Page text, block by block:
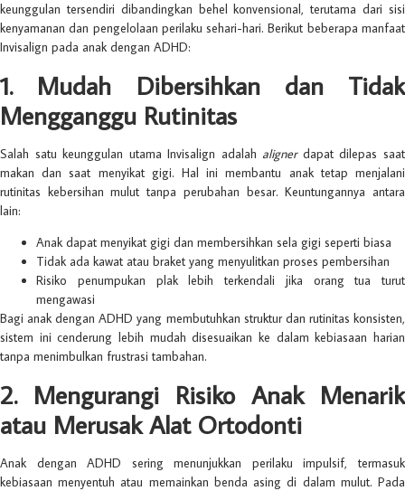
keunggulan tersendiri dibandingkan behel konvensional, terutama dari sisi
kenyamanan dan pengelolaan perilaku sehari-hari. Berikut beberapa manfaat
Invisalign pada anak dengan ADHD:
1. Mudah Dibersihkan dan Tidak
Mengganggu Rutinitas
Salah satu keunggulan utama Invisalign adalah alignerdapat dilepas saat
makan dan saat menyikat gigi. Hal ini membantu anak tetap menjalani
rutinitas kebersihan mulut tanpa perubahan besar. Keuntungannya antara
lain:
Anak dapat menyikat gigi dan membersihkan sela gigi seperti biasa
Tidak ada kawat atau braket yang menyulitkan proses pembersihan
Risiko penumpukan plak lebih terkendali jika orang tua turut
mengawasi
Bagi anak dengan ADHD yang membutuhkan struktur dan rutinitas konsisten,
sistem ini cenderung lebih mudah disesuaikan ke dalam kebiasaan harian
tanpa menimbulkan frustrasi tambahan.
2. Mengurangi Risiko Anak Menarik
atau Merusak Alat Ortodonti
Anak dengan ADHD sering menunjukkan perilaku impulsif, termasuk
kebiasaan menyentuh atau memainkan benda asing di dalam mulut. Pada